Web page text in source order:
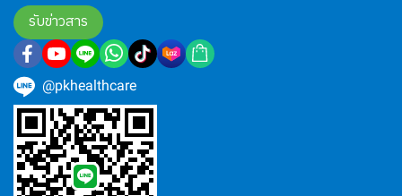
รับข่าวสาร
@pkhealthcare